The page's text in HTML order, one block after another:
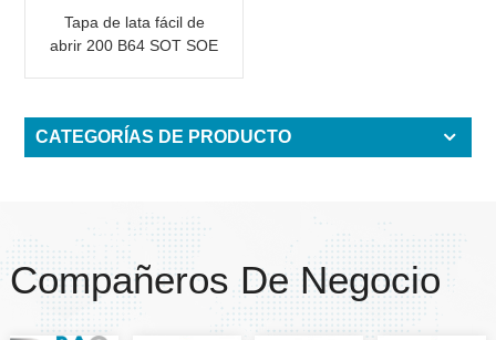
Tapa de lata fácil de
abrir 200 B64 SOT SOE
CATEGORÍAS DE PRODUCTO
Compañeros De Negocio